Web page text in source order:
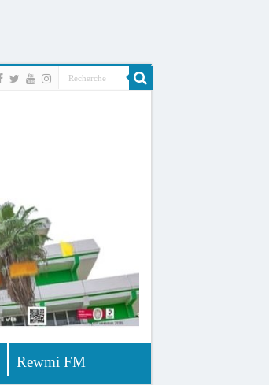
Rewmi FM